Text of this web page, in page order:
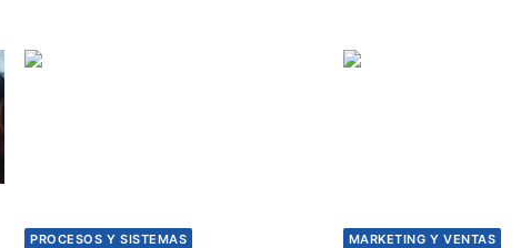
PROCESOS Y SISTEMAS MARKETING Y VENTAS